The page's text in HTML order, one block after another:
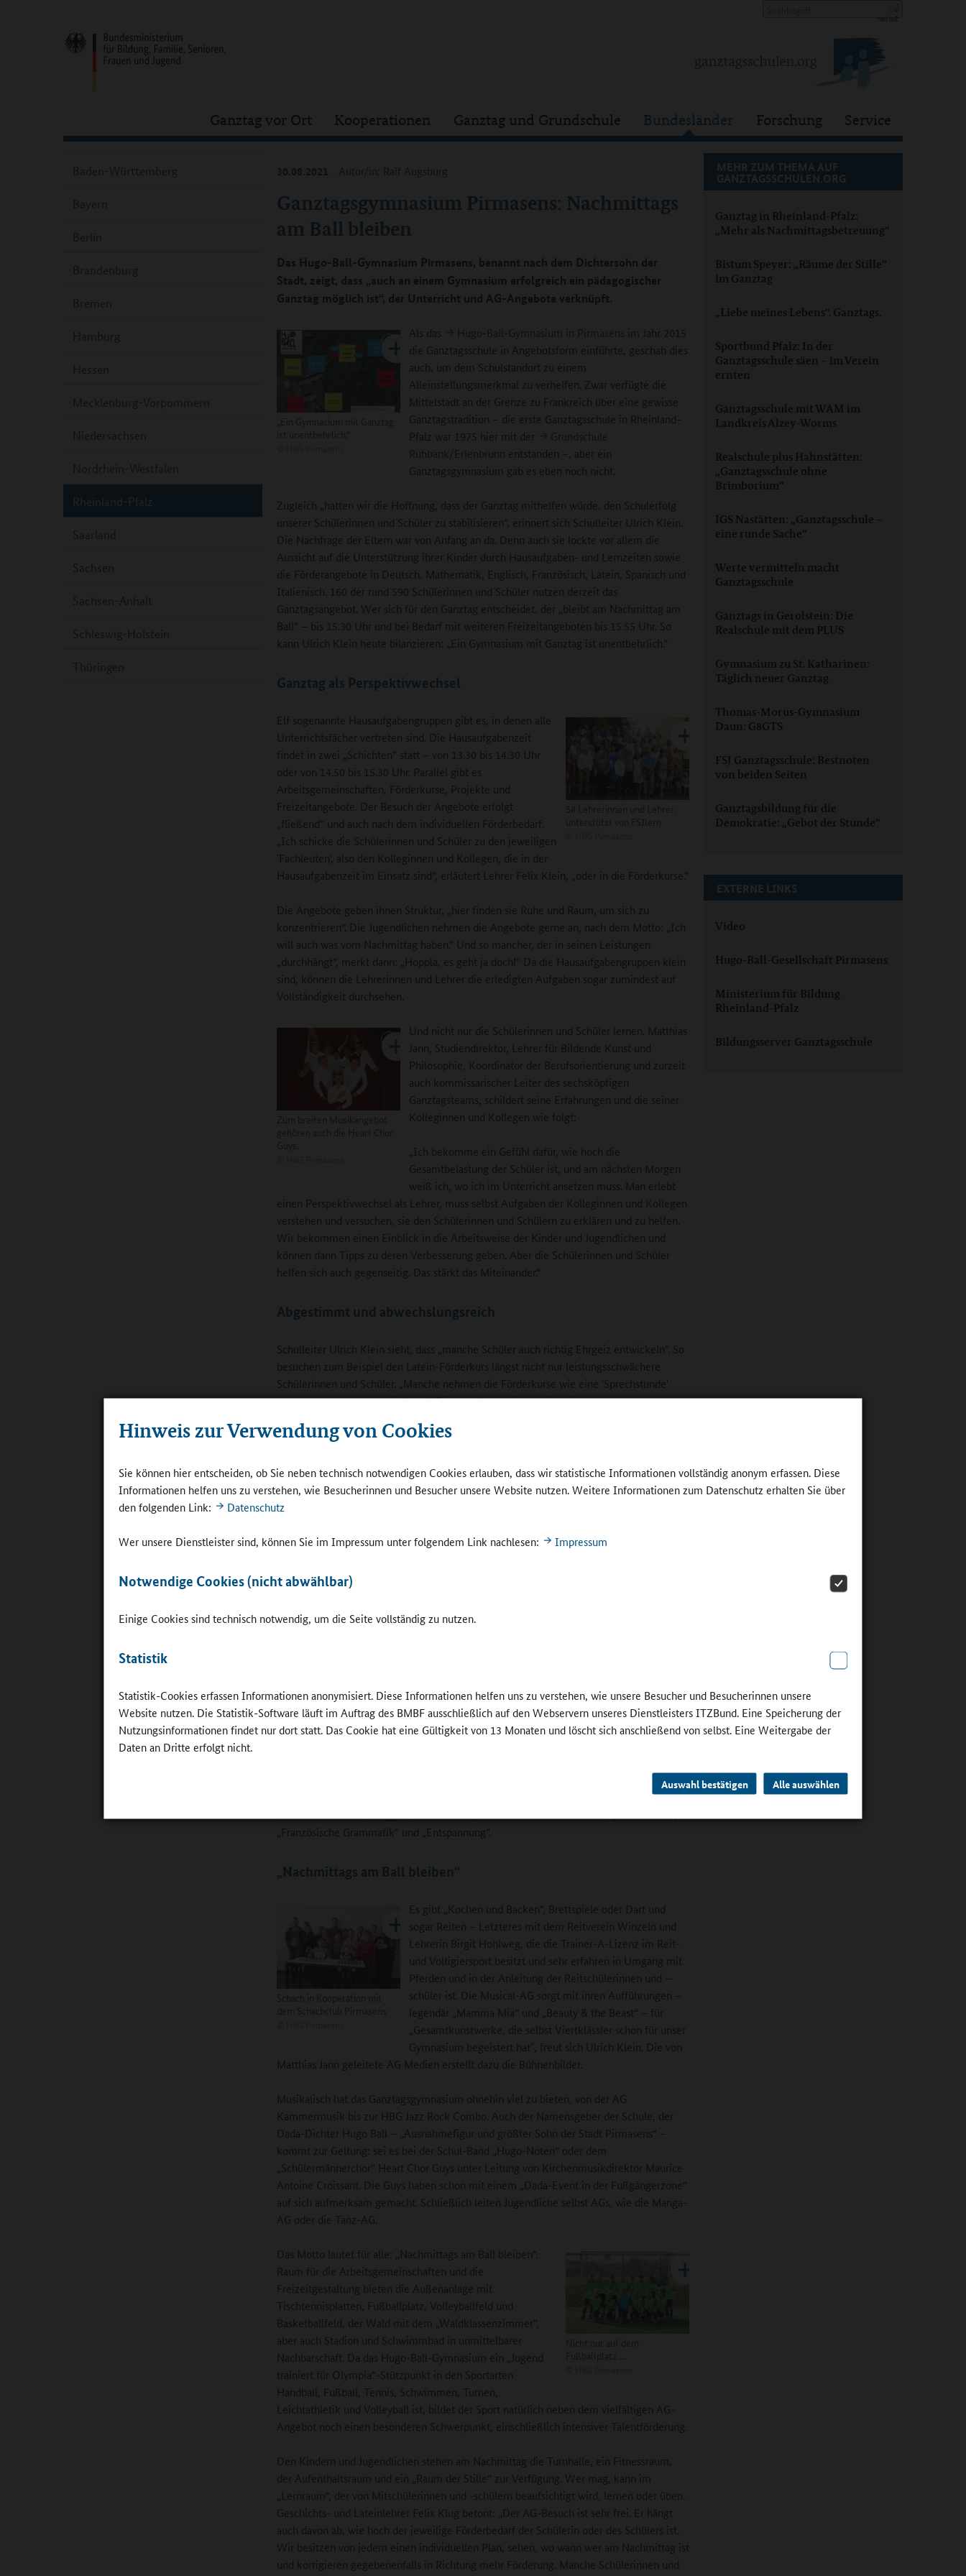
Hinweis zur Verwendung von Cookies
Sie können hier entscheiden, ob Sie neben technisch notwendigen Cookies erlauben, dass wir statistische Informationen vollständig anonym erfassen. Diese
Informationen helfen uns zu verstehen, wie Besucherinnen und Besucher unsere Website nutzen. Weitere Informationen zum Datenschutz erhalten Sie über
den folgenden Link:
Datenschutz
Wer unsere Dienstleister sind, können Sie im Impressum unter folgendem Link nachlesen: Impressum
Notwendige Cookies (nicht abwählbar)
Einige Cookies sind technisch notwendig, um die Seite vollständig zu nutzen.
Statistik
Statistik-Cookies erfassen Informationen anonymisiert. Diese Informationen helfen uns zu verstehen, wie unsere Besucher und Besucherinnen unsere
Website nutzen. Die Statistik-Software läuft im Auftrag des BMBF ausschließlich auf den Webservern unseres Dienstleisters ITZBund. Eine Speicherung der
Nutzungsinformationen findet nur dort statt. Das Cookie hat eine Gültigkeit von 13 Monaten und löscht sich anschließend von selbst. Eine Weitergabe der
Daten an Dritte erfolgt nicht.
Auswahl bestätigen Alle auswählen
Ganztag vor Ort Kooperationen Ganztag und Grundschule Bundesländer Forschung Service
Ganztagsgymnasium Pirmasens: Nachmittags
am Ball bleiben
30.08.2021 Autor/in: Ralf Augsburg
Das Hugo-Ball-Gymnasium Pirmasens, benannt nach dem Dichtersohn der
Stadt, zeigt, dass „auch an einem Gymnasium erfolgreich ein pädagogischer
Ganztag möglich ist“, der Unterricht und AG-Angebote verknüpft.
Als das Hugo-Ball-Gymnasium in Pirmasens im Jahr 2015
die Ganztagsschule in Angebotsform einführte, geschah dies
auch, um dem Schulstandort zu einem
Alleinstellungsmerkmal zu verhelfen. Zwar verfügte die
Mittelstadt an der Grenze zu Frankreich über eine gewisse
Ganztagstradition – die erste Ganztagsschule in Rheinland-
Pfalz war 1975 hier mit der
Grundschule
Ruhbank/Erlenbrunn entstanden –, aber ein
Ganztagsgymnasium gab es eben noch nicht.
Zugleich „hatten wir die Hoffnung, dass der Ganztag mithelfen würde, den Schulerfolg
unserer Schülerinnen und Schüler zu stabilisieren“, erinnert sich Schulleiter Ulrich Klein.
Die Nachfrage der Eltern war von Anfang an da. Denn auch sie lockte vor allem die
Aussicht auf die Unterstützung ihrer Kinder durch Hausaufgaben- und Lernzeiten sowie
die Förderangebote in Deutsch, Mathematik, Englisch, Französisch, Latein, Spanisch und
Italienisch. 160 der rund 590 Schülerinnen und Schüler nutzen derzeit das
Ganztagsangebot. Wer sich für den Ganztag entscheidet, der „bleibt am Nachmittag am
Ball“ – bis 15.30 Uhr und bei Bedarf mit weiteren Freizeitangeboten bis 15.55 Uhr. So
kann Ulrich Klein heute bilanzieren: „Ein Gymnasium mit Ganztag ist unentbehrlich.“
Ganztag als Perspektivwechsel
Elf sogenannte Hausaufgabengruppen gibt es, in denen alle
Unterrichtsfächer vertreten sind. Die Hausaufgabenzeit
findet in zwei „Schichten“ statt – von 13.30 bis 14.30 Uhr
oder von 14.50 bis 15.30 Uhr. Parallel gibt es
Arbeitsgemeinschaften, Förderkurse, Projekte und
Freizeitangebote. Der Besuch der Angebote erfolgt
„fließend“ und auch nach dem individuellen Förderbedarf.
„Ich schicke die Schülerinnen und Schüler zu den jeweiligen
'Fachleuten', also den Kolleginnen und Kollegen, die in der
Hausaufgabenzeit im Einsatz sind“, erläutert Lehrer Felix Klein, „oder in die Förderkurse.“
Die Angebote geben ihnen Struktur, „hier finden sie Ruhe und Raum, um sich zu
konzentrieren“. Die Jugendlichen nehmen die Angebote gerne an, nach dem Motto: „Ich
will auch was vom Nachmittag haben.“ Und so mancher, der in seinen Leistungen
„durchhängt“, merkt dann: „Hoppla, es geht ja doch!“ Da die Hausaufgabengruppen klein
sind, können die Lehrerinnen und Lehrer die erledigten Aufgaben sogar zumindest auf
Vollständigkeit durchsehen.
Und nicht nur die Schülerinnen und Schüler lernen. Matthias
Jann, Studiendirektor, Lehrer für Bildende Kunst und
Philosophie, Koordinator der Berufsorientierung und zurzeit
auch kommissarischer Leiter des sechsköpfigen
Ganztagsteams, schildert seine Erfahrungen und die seiner
Kolleginnen und Kollegen wie folgt:
„Ich bekomme ein Gefühl dafür, wie hoch die
Gesamtbelastung der Schüler ist, und am nächsten Morgen
weiß ich, wo ich im Unterricht ansetzen muss. Man erlebt
einen Perspektivwechsel als Lehrer, muss selbst Aufgaben der Kolleginnen und Kollegen
verstehen und versuchen, sie den Schülerinnen und Schülern zu erklären und zu helfen.
Wir bekommen einen Einblick in die Arbeitsweise der Kinder und Jugendlichen und
können dann Tipps zu deren Verbesserung geben. Aber die Schülerinnen und Schüler
helfen sich auch gegenseitig. Das stärkt das Miteinander.“
Abgestimmt und abwechslungsreich
Schulleiter Ulrich Klein sieht, dass „manche Schüler auch richtig Ehrgeiz entwickeln“. So
besuchen zum Beispiel den Latein-Förderkurs längst nicht nur leistungsschwächere
Schülerinnen und Schüler. „Manche nehmen die Förderkurse wie eine 'Sprechstunde'
wahr und gehen ganz gezielt hin.“ Die Jahrgänge mischen sich hier, „und da muss man
entwickeln, ob ein Schüler noch mal ran sollte.“ Vor Klassenarbeiten ist die Nachfrage am
regelrecht zusammenschweißen. „Man versteht die Schüler besser, wenn man sie auch
außerhalb des Unterrichts kennenlernt.“
aus Lehrkräften und unterstützt von zwei
FSJlern,
kommuniziert, wo Defizite der Schülerinnen und Schüler
bestehen und wie sie sich beheben lassen. Dazu steuern die
keiner was, ohne dass es abgestimmt ist“, erklärt GTS-
Da auch die meisten Arbeitsgemeinschaften von Lehrkräften angeboten werden, hat das
Ganztagsangebot laut Schulleiter Ulrich Klein „nicht so den Ruch des Angehängten“,
Pirmasens, „Argumentieren“ oder die AG Schülerzeitung, ab Klasse 7 die Medienscouts,
„Französische Grammatik“ und „Entspannung“.
„Nachmittags am Ball bleiben“
Es gibt „Kochen und Backen“, Brettspiele oder Dart und
sogar Reiten – Letzteres mit dem Reitverein Winzeln und
Lehrerin Birgit Hohlweg, die die Trainer-A-Lizenz im Reit-
und Voltigiersport besitzt und sehr erfahren in Umgang mit
Pferden und in der Anleitung der Reitschülerinnen und ‑-
schüler ist. Die Musical-AG sorgt mit ihren Aufführungen –
legendär „Mamma Mia“ und „Beauty & the Beast“ – für
„Gesamtkunstwerke, die selbst Viertklässler schon für unser
Gymnasium begeistert hat‟, freut sich Ulrich Klein. Die von
Matthias Jann geleitete AG Medien erstellt dazu die Bühnenbilder.
Musikalisch hat das Ganztagsgymnasium ohnehin viel zu bieten, von der AG
Kammermusik bis zur HBG Jazz Rock Combo. Auch der Namensgeber der Schule, der
Dada-Dichter Hugo Ball – „Ausnahmefigur und größter Sohn der Stadt Pirmasens“ –
kommt zur Geltung: sei es bei der Schul-Band „Hugo-Noten“ oder dem
„Schülermännerchor“ Heart Chor Guys unter Leitung von Kirchenmusikdirektor Maurice
Antoine Croissant. Die Guys haben schon mit einem „Dada-Event in der Fußgängerzone“
auf sich aufmerksam gemacht. Schließlich leiten Jugendliche selbst AGs, wie die Manga-
AG oder die Tanz-AG.
Das Motto lautet für alle: „Nachmittags am Ball bleiben“.
Raum für die Arbeitsgemeinschaften und die
Freizeitgestaltung bieten die Außenanlage mit
Tischtennisplatten, Fußballplatz, Volleyballfeld und
Basketballfeld, der Wald mit dem „Waldklassenzimmer“,
aber auch Stadion und Schwimmbad in unmittelbarer
Nachbarschaft. Da das Hugo-Ball-Gymnasium ein „Jugend
trainiert für Olympia“-Stützpunkt in den Sportarten
Handball, Fußball, Tennis, Schwimmen, Turnen,
Leichtathletik und Volleyball ist, bildet der Sport natürlich neben dem vielfältigen AG-
Angebot noch einen besonderen Schwerpunkt, einschließlich intensiver Talentförderung.
Den Kindern und Jugendlichen stehen am Nachmittag die Turnhalle, ein Fitnessraum,
der Aufenthaltsraum und ein „Raum der Stille“ zur Verfügung. Wer mag, kann im
„Lernraum“, der von Mitschülerinnen und -schülern beaufsichtigt wird, lernen oder üben.
Geschichts- und Lateinlehrer Felix Klug betont: „Der AG-Besuch ist sehr frei. Er hängt
auch davon ab, wie hoch der jeweilige Förderbedarf der Schülerin oder des Schülers ist.
Wir besitzen von jedem einen individuellen Plan, sehen, wo wann wer am Nachmittag ist
und korrigieren gegebenenfalls in Richtung mehr Förderung. Manche Schülerinnen und
MEHR ZUM THEMA AUF
GANZTAGSSCHULEN.ORG
Ganztag in Rheinland-Pfalz:
„Mehr als Nachmittagsbetreuung“
Bistum Speyer: „Räume der Stille“
im Ganztag
„Liebe meines Lebens“. Ganztags.
Sportbund Pfalz: In der
Ganztagsschule säen – im Verein
ernten
Ganztagsschule mit WAM im
Landkreis Alzey-Worms
Realschule plus Hahnstätten:
„Ganztagsschule ohne
Brimborium“
IGS Nastätten: „Ganztagsschule –
eine runde Sache“
Werte vermitteln macht
Ganztagsschule
Ganztags in Gerolstein: Die
Realschule mit dem PLUS
Gymnasium zu St. Katharinen:
Täglich neuer Ganztag
Thomas-Morus-Gymnasium
Daun: G8GTS
FSJ Ganztagsschule: Bestnoten
von beiden Seiten
Ganztagsbildung für die
Demokratie: „Gebot der Stunde“
EXTERNE LINKS
Video
Hugo-Ball-Gesellschaft Pirmasens
Ministerium für Bildung
Rheinland-Pfalz
Bildungsserver Ganztagsschule
Baden-Württemberg
Bayern
Berlin
Brandenburg
Bremen
Hamburg
Hessen
Mecklenburg-Vorpommern
Niedersachsen
Nordrhein-Westfalen
Rheinland-Pfalz
Saarland
Sachsen
Sachsen-Anhalt
Schleswig-Holstein
Thüringen